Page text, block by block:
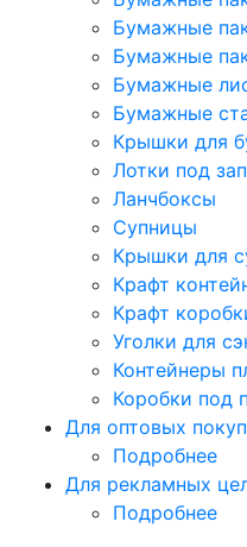
Бумажные
Бумажные
Бумажные
Бумажные
Крышки для
Лотки под
Ланчбоксы
Супницы
Крышки для
Крафт
Крафт
Уголки для
Контейнеры
Коробки под
Для оптовых
Подробнее
Для рекламных
Подробнее